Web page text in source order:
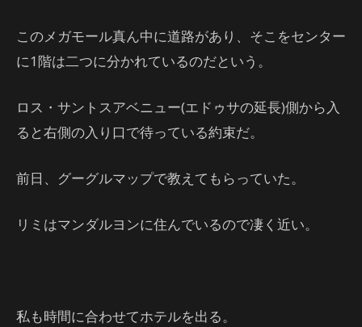
このメガモール真ん中に道路があり、そこをセンター
に1階は二つに分かれているのだという。
ロス・サントスアベニュー(エドゥサの延長)側から入
ると右側の入り口で待っている約束だ。
前日、グーグルマップで教えてもらっていた。
リミはマンダルヨンに住んでいるので凄く近い。
私も時間に合わせてホテルを出る。